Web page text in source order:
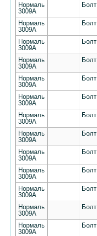
Нормаль
3009А
Болт
Нормаль
3009А
Болт
Нормаль
3009А
Болт
Нормаль
3009А
Болт
Нормаль
3009А
Болт
Нормаль
3009А
Болт
Нормаль
3009А
Болт
Нормаль
3009А
Болт
Нормаль
3009А
Болт
Нормаль
3009А
Болт
Нормаль
3009А
Болт
Нормаль
3009А
Болт
Нормаль
3009А
Болт